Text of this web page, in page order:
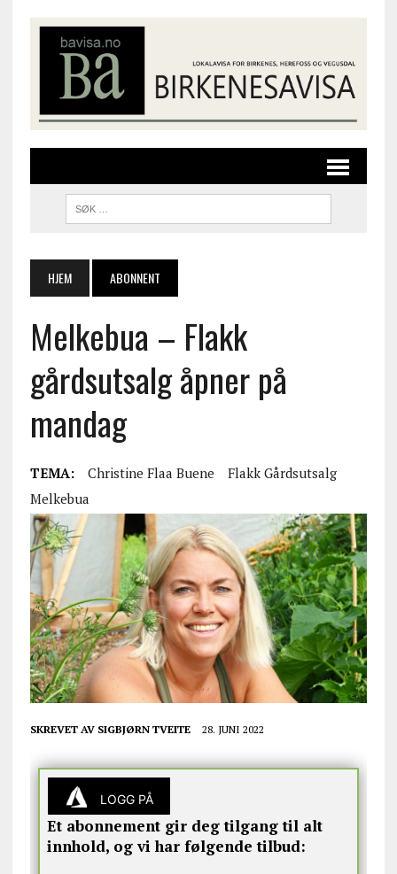
HJEM ABONNENT
Melkebua – Flakk
gårdsutsalg åpner på
mandag
TEMA: Christine Flaa Buene
Flakk Gårdsutsalg
Melkebua
SKREVET AV SIGBJØRN TVEITE 28. JUNI 2022
LOGG PÅ
Et abonnement gir deg tilgang til alt
innhold, og vi har følgende tilbud: